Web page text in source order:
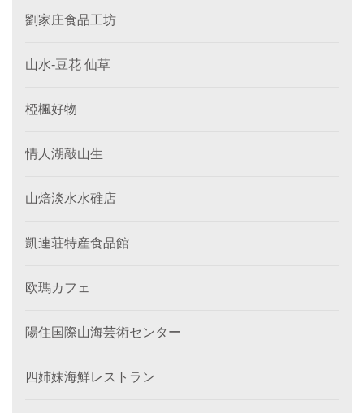
劉家庄食品工坊
山水-豆花 仙草
椏楓好物
情人湖敲山生
山焙淡水水碓店
凱連荘特産食品館
欧瑪カフェ
陽住国際山海芸術センター
四姉妹海鮮レストラン